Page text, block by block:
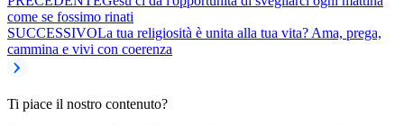
come se fossimo rinati
SUCCESSIVOLa tua religiosità è unita alla tua vita? Ama, prega,
cammina e vivi con coerenza
Ti piace il nostro contenuto?